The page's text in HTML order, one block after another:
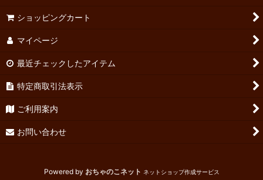
ちくま文庫
河出文庫
文春文庫
旺文社文庫
ショッピングカート
マイページ
最近チェックしたアイテム
特定商取引法表示
ご利用案内
お問い合わせ
Powered by おちゃのこネット ネットショップ作成サービス